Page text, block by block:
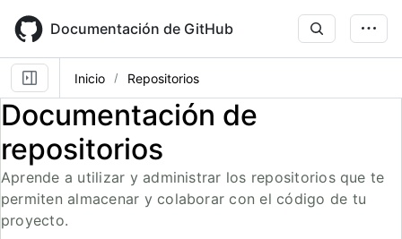
main
content
Documentación de GitHub
Inicio Repositorios
Documentación de
repositorios
Aprende a utilizar y administrar los repositorios que te
permiten almacenar y colaborar con el código de tu
proyecto.